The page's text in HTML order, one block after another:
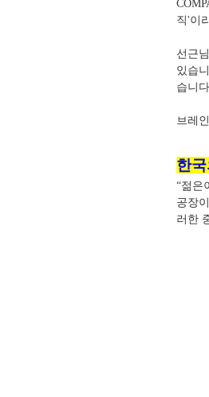
직'이
선근님
있습
습니다
브레
한
“젊은
공장
러한